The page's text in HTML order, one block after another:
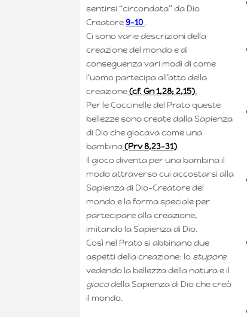
sentirsi “circondata” da Dio
Creatore9-10 .
Ci sono varie descrizioni della
creazione del mondo e di
conseguenza vari modi di come
l’uomo partecipa all’atto della
creazione(cf. Gn 1,28; 2,15).
Per le Coccinelle del Prato queste
bellezze sono create dalla Sapienza
di Dio che giocava come una
bambina(Prv 8,23-31).
Il gioco diventa per una bambina il
modo attraverso cui accostarsi alla
Sapienza di Dio-Creatore del
mondo e la forma speciale per
partecipare alla creazione,
imitando la Sapienza di Dio.
Così nel Prato si abbinano due
aspetti della creazione: lo stupore
vedendo la bellezza della natura e il
giocodella Sapienza di Dio che creò
il mondo.